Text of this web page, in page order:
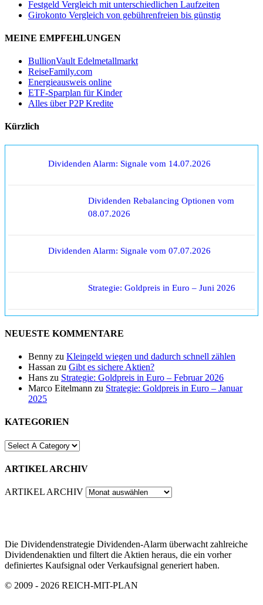
Festgeld Vergleich mit unterschiedlichen Laufzeiten
Girokonto Vergleich von gebührenfreien bis günstig
MEINE EMPFEHLUNGEN
BullionVault Edelmetallmarkt
ReiseFamily.com
Energieausweis online
ETF-Sparplan für Kinder
Alles über P2P Kredite
Kürzlich
Dividenden Alarm: Signale vom 14.07.2026
Dividenden Rebalancing Optionen vom
08.07.2026
Dividenden Alarm: Signale vom 07.07.2026
Strategie: Goldpreis in Euro – Juni 2026
NEUESTE KOMMENTARE
Benny zu Kleingeld wiegen und dadurch schnell zählen
Hassan zu Gibt es sichere Aktien?
Hans zu Strategie: Goldpreis in Euro – Februar 2026
Marco Eitelmann zu Strategie: Goldpreis in Euro – Januar
2025
KATEGORIEN
ARTIKEL ARCHIV
ARTIKEL ARCHIV
Die Dividendenstrategie Dividenden-Alarm überwacht zahlreiche
Dividendenaktien und filtert die Aktien heraus, die ein vorher
definiertes Kaufsignal oder Verkaufsignal generiert haben.
© 2009 - 2026 REICH-MIT-PLAN